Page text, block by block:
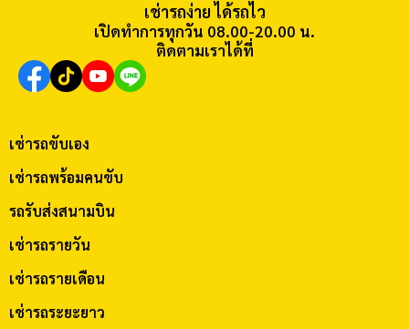
เช่ารถง่าย ได้รถไว
เปิดทำการทุกวัน 08.00-20.00 น.
ติดตามเราได้ที่
เช่ารถขับเอง
เช่ารถพร้อมคนขับ
รถรับส่งสนามบิน
เช่ารถรายวัน
เช่ารถรายเดือน
เช่ารถระยะยาว